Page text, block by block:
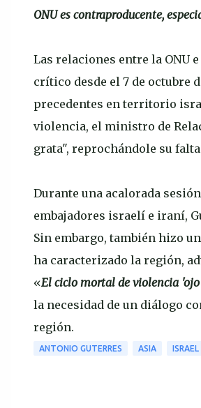
ONU es contraproducente,
Las relaciones entre la ONU
crítico desde el 7 de octubre
precedentes en territorio
violencia, el ministro de
grata", reprochándole su
Durante una acalorada
embajadores israelí e iraní,
Sin embargo, también hizo
ha caracterizado la región,
«El ciclo mortal de violencia
la necesidad de un diálogo
región.
ANTONIO GUTERRES ASIA ISRAEL